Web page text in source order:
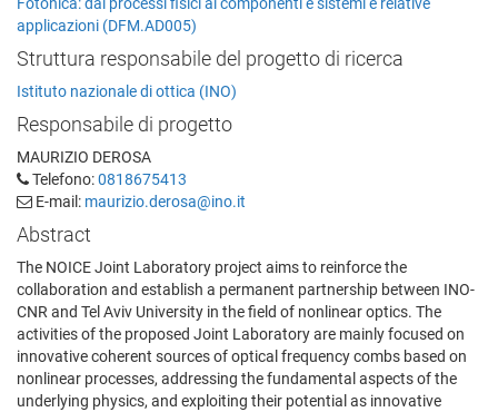
Fotonica: dai processi fisici ai componenti e sistemi e relative
applicazioni (DFM.AD005)
Struttura responsabile del progetto di ricerca
Istituto nazionale di ottica (INO)
Responsabile di progetto
MAURIZIO DEROSA
Telefono:0818675413
E-mail: maurizio.derosa@ino.it
Abstract
The NOICE Joint Laboratory project aims to reinforce the
collaboration and establish a permanent partnership between INO-
CNR and Tel Aviv University in the field of nonlinear optics. The
activities of the proposed Joint Laboratory are mainly focused on
innovative coherent sources of optical frequency combs based on
nonlinear processes, addressing the fundamental aspects of the
underlying physics, and exploiting their potential as innovative